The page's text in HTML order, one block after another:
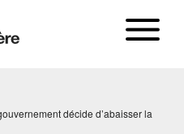
décide d’abaisser la